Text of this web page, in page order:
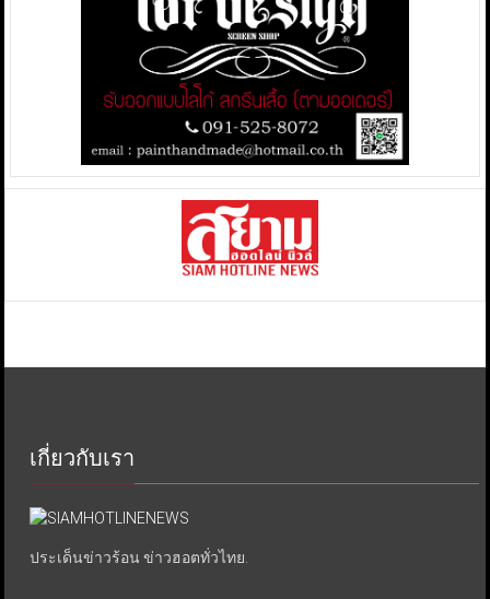
เกี่ยวกับเรา
ประเด็นข่าวร้อน ข่าวฮอตทั่วไทย.